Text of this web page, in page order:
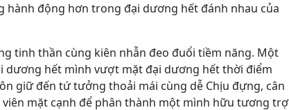
động hơn trong đại dương hết đánh nhau của
tinh thần cùng kiên nhẫn đeo đuổi tiềm năng. Một
dương hết mình vượt mặt đại dương hết thời điểm
giữ đến tứ tưởng thoải mái cùng dễ Chịu đựng, cân
mặt cạnh để phân thành một mình hữu tương trợ